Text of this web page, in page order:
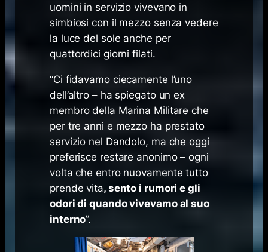
uomini in servizio vivevano in
simbiosi con il mezzo senza vedere
la luce del sole anche per
quattordici giorni filati.
“Ci fidavamo ciecamente l’uno
dell’altro – ha spiegato un ex
membro della Marina Militare che
per tre anni e mezzo ha prestato
servizio nel Dandolo, ma che oggi
preferisce restare anonimo – ogni
volta che entro nuovamente tutto
prende vita, sento i rumori e gli
odori di quando vivevamo al suo
interno”.